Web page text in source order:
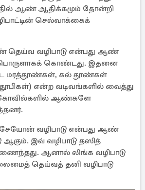
ஆண் ஆதிக்கமும் தோன்றி
செல்வாக்கைக்
வழிபாடு என்பது ஆண்
பொருளாகக் கொண்டது. இதனை
மரத்தூண்கள், கல் தூண்கள்
என்ற வடிவங்களில் வைத்து
கோவில்களில் ஆண்களே
சேயோன் வழிபாடு என்பது ஆண்
ஆகும். இவ் வழிபாடு தஸித்
ஆனால் லிங்க வழிபாடு
தெய்வத் தனி வழிபாடு